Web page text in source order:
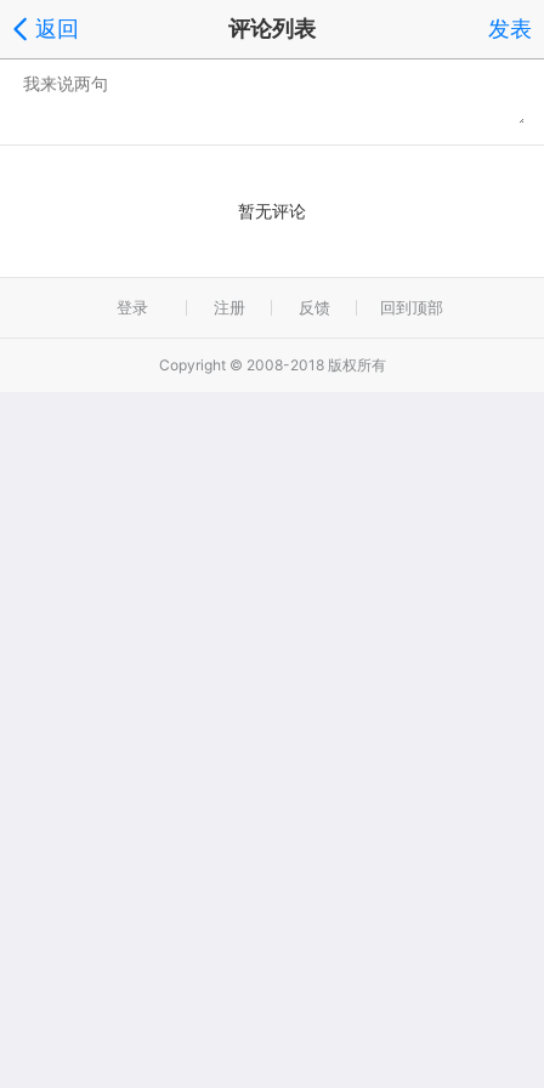
返回 评论列表 发表
暂无评论
登录 注册 反馈 回到顶部
Copyright © 2008-2018 版权所有